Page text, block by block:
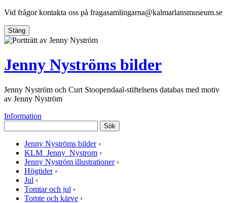
Vid frågor kontakta oss på fragasamlingarna@kalmarlansmuseum.se
Stäng
Jenny Nyströms bilder
Jenny Nyström och Curt Stoopendaal-stiftelsens databas med motiv
av Jenny Nyström
Information
Sök
Jenny Nyströms bilder ›
KLM_Jenny_Nystrom ›
Jenny Nyström illustrationer ›
Högtider ›
Jul ›
Tomtar och jul ›
Tomte och kärve ›